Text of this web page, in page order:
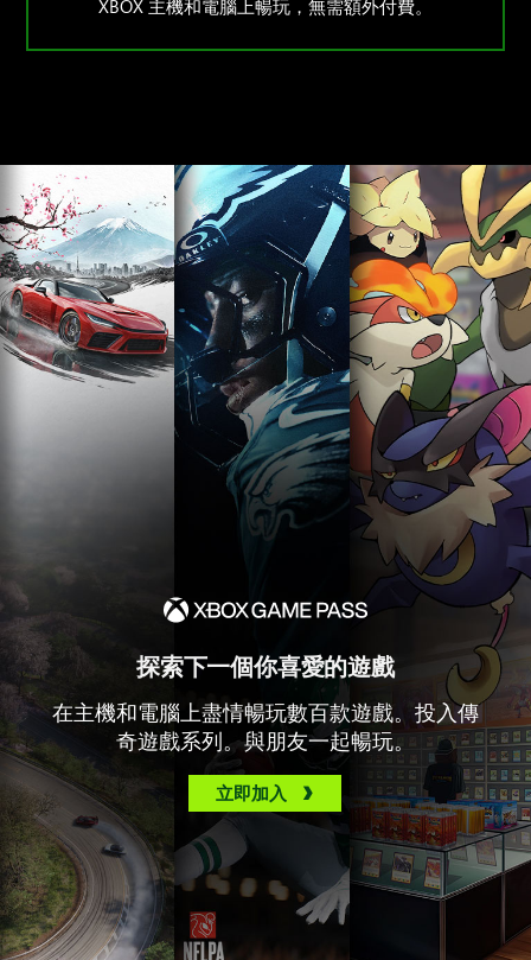
XBOX 主機和電腦上暢玩，無需額外付費。
探索下一個你喜愛的遊戲
在主機和電腦上盡情暢玩數百款遊戲。投入傳
奇遊戲系列。與朋友一起暢玩。
立即加入